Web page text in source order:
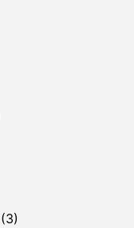
(3)